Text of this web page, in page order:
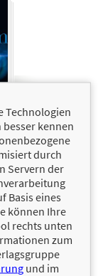
€
Technologien
kennen
durch
Servern der
Basis eines
können Ihre
rechts unten
zum
und im